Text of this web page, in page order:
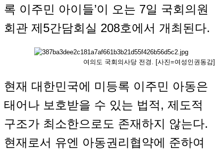
록 이주민 아이들’이 오는 7일 국회의원
회관 제5간담회실 208호에서 개최된다.
여의도 국회의사당 전경. [사진=여성인권동감]
현재 대한민국에 미등록 이주민 아동은
태어나 보호받을 수 있는 법적, 제도적
구조가 최소한으로도 존재하지 않는다.
현재로서 유엔 아동권리협약에 준하여